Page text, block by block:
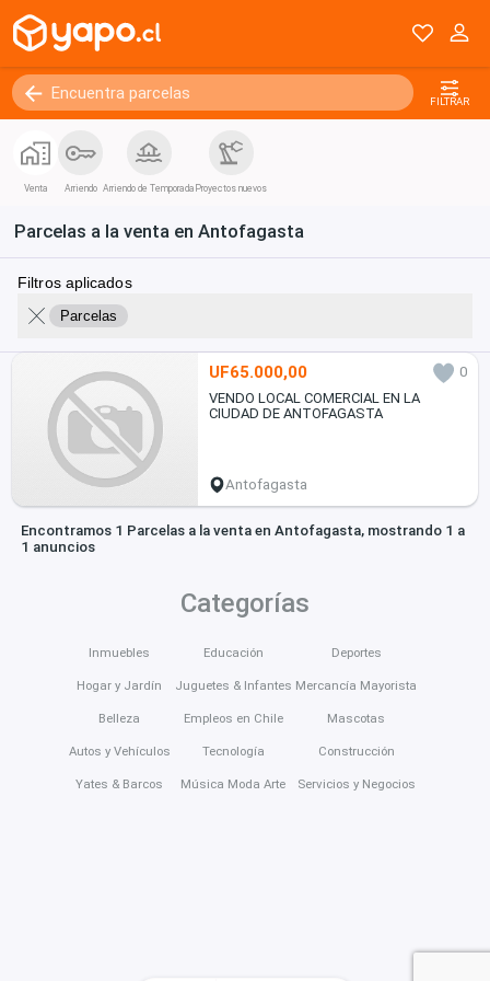
FILTRAR
Venta Arriendo Arriendo de Temporada Proyectos nuevos
Parcelas a la venta en Antofagasta
Filtros aplicados
Parcelas
UF65.000,00
0
VENDO LOCAL COMERCIAL EN LA
CIUDAD DE ANTOFAGASTA
Antofagasta
Encontramos 1 Parcelas a la venta en Antofagasta, mostrando 1 a
1 anuncios
Categorías
Inmuebles
Hogar y Jardín
Belleza
Autos y Vehículos
Yates & Barcos
Educación
Juguetes & Infantes
Empleos en Chile
Tecnología
Música Moda Arte
Deportes
Mercancía Mayorista
Mascotas
Construcción
Servicios y Negocios